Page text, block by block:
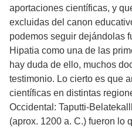
aportaciones científicas, y
excluidas del canon
podemos seguir dejándolas
Hipatia como una de las
hay duda de ello, muchos
testimonio. Lo cierto es que
científicas en distintas
Occidental: Taputti-
(aprox. 1200 a. C.) fueron lo